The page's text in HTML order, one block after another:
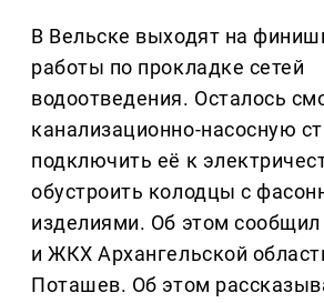
В Вельске выходят на
работы по прокладке сетей
водоотведения. Осталось
канализационно-насосную
подключить её к
обустроить колодцы с
изделиями. Об этом
и ЖКХ Архангельской
Поташев. Об этом